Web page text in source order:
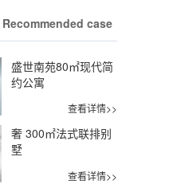
Recommended case
盛世南苑80㎡现代简
约公寓
查看详情>>
奢 300㎡法式联排别
墅
查看详情>>